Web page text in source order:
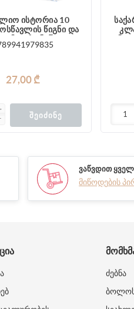
ისტორია 10
წიგნი და
27,00 ₾
ᲨᲔᲘᲫᲘᲜᲔ
ᲕᲐᲬᲕᲓᲘᲗ
მიწოდების
ძებნა
ბოლოს